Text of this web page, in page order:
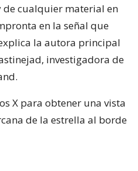
de cualquier material en
en la señal que
la autora principal
investigadora de
X para obtener una vista
de la estrella al borde